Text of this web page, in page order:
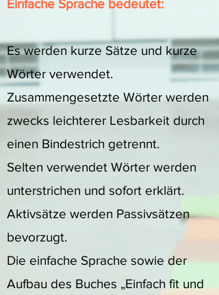
Einfache Sprache bedeutet:
Es werden kurze Sätze und kurze
Wörter verwendet.
Zusammengesetzte Wörter werden
zwecks leichterer Lesbarkeit durch
einen Bindestrich getrennt.
Selten verwendet Wörter werden
unterstrichen und sofort erklärt.
Aktivsätze werden Passivsätzen
bevorzugt.
Die einfache Sprache sowie der
Aufbau des Buches „Einfach fit und